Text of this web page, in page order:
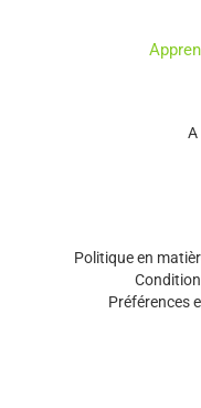
A
Politique en
Préférences